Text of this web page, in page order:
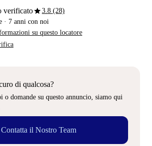
verificatostar3.8 (28)
· 7 anni con noi
su questo locatore
di qualcosa?
o domande su questo annuncio, siamo qui
Contatta il Nostro Team